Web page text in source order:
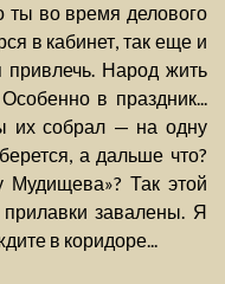
ты во время делового
в кабинет, так еще и
Народ жить
в праздник...
их собрал — на одну
а дальше что?
Мудищева»? Так этой
завалены. Я
в коридоре...